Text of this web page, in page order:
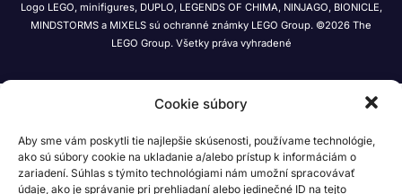
Cookie súbory
Aby sme vám poskytli tie najlepšie skúsenosti, používame technológie,
ako sú súbory cookie na ukladanie a/alebo prístup k informáciám o
zariadení. Súhlas s týmito technológiami nám umožní spracovávať
údaje, ako je správanie pri prehliadaní alebo jedinečné ID na tejto
Logo LEGO, minifigures, DUPLO, LEGENDS OF CHIMA, NINJAGO, BIONICLE,
MINDSTORMS a MIXELS sú ochranné známky LEGO Group. ©2026 The
LEGO Group. Všetky práva vyhradené